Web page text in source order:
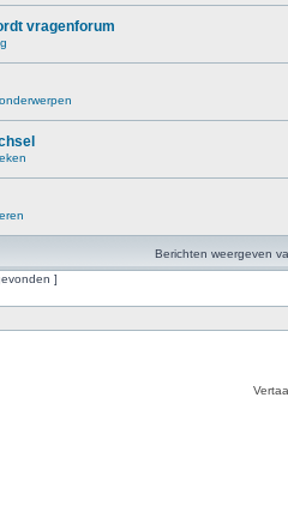
vragenforum
Berichten weergeven
]